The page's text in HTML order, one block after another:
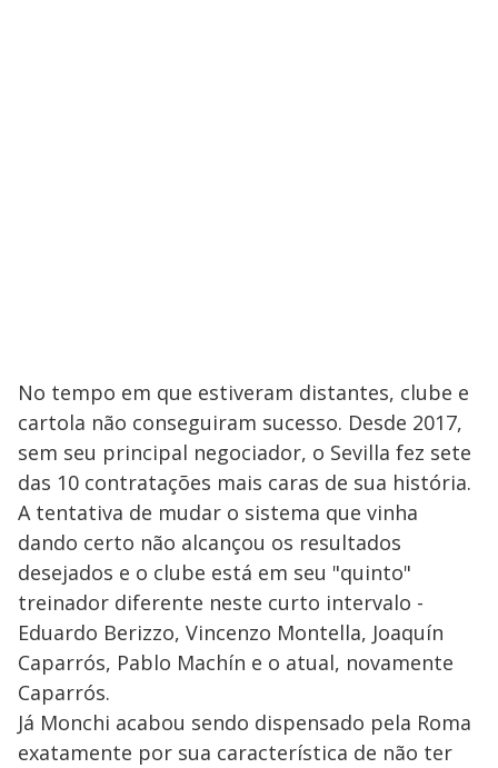
No tempo em que estiveram distantes, clube e
cartola não conseguiram sucesso. Desde 2017,
sem seu principal negociador, o Sevilla fez sete
das 10 contratações mais caras de sua história.
A tentativa de mudar o sistema que vinha
dando certo não alcançou os resultados
desejados e o clube está em seu "quinto"
treinador diferente neste curto intervalo -
Eduardo Berizzo, Vincenzo Montella, Joaquín
Caparrós, Pablo Machín e o atual, novamente
Caparrós.
Já Monchi acabou sendo dispensado pela Roma
exatamente por sua característica de não ter